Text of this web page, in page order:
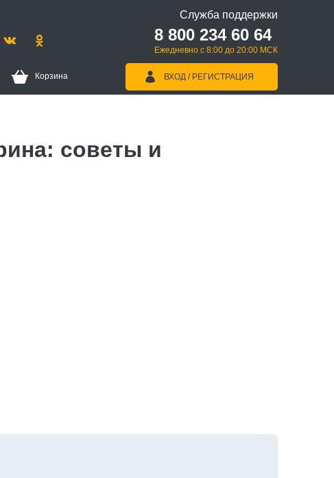
Служба поддержки
8 800 234 60 64
Ежедневно с 8:00 до 20:00 МСК
Корзина ВХОД / РЕГИСТРАЦИЯ
советы и